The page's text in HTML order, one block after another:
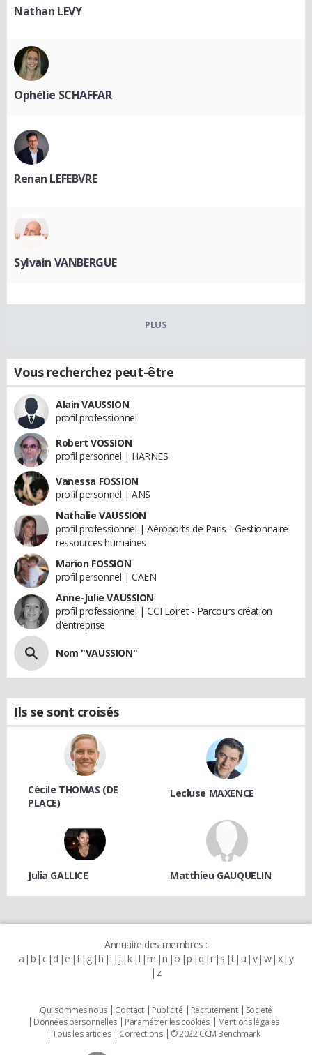
Nathan LEVY
Ophélie SCHAFFAR
Renan LEFEBVRE
Sylvain VANBERGUE
PLUS
Vous recherchez peut-être
Alain VAUSSION
profil professionnel
Robert VOSSION
profil personnel | HARNES
Vanessa FOSSION
profil personnel | ANS
Nathalie VAUSSION
profil professionnel | Aéroports de Paris - Gestionnaire
ressources humaines
Marion FOSSION
profil personnel | CAEN
Anne-Julie VAUSSION
profil professionnel | CCI Loiret - Parcours création
d'entreprise
Nom "VAUSSION"
Ils se sont croisés
Cécile THOMAS (DE
PLACE)
Lecluse MAXENCE
Julia GALLICE Matthieu GAUQUELIN
Annuaire des membres :
a b c d e f g h i j k l m n o p q r s t u v w x y
z
Qui sommes nous Contact Publicité Recrutement
Societé
Données personnelles
Paramétrer les cookies
Mentions légales
Tous les articles
Corrections © 2022 CCM Benchmark